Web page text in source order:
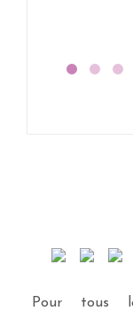
Pour tous